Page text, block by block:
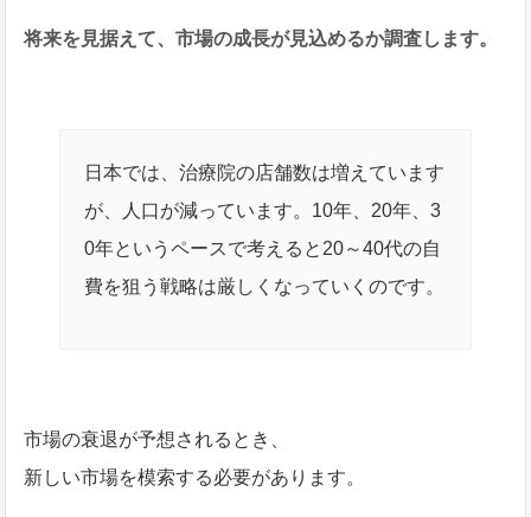
将来を見据えて、市場の成長が見込めるか調査します。
日本では、治療院の店舗数は増えています
が、人口が減っています。10年、20年、3
0年というペースで考えると20～40代の自
費を狙う戦略は厳しくなっていくのです。
市場の衰退が予想されるとき、
新しい市場を模索する必要があります。